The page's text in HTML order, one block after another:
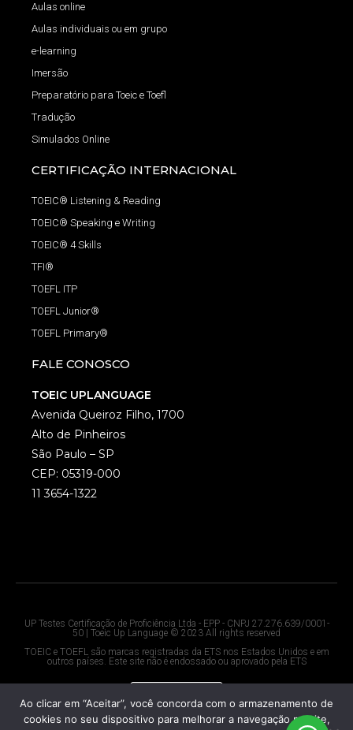
Aulas online
Aulas individuais ou em grupo
e-learning
Imersão
Preparatório para Toeic e Toefl
Tradução
Simulados Online
CERTIFICAÇÃO INTERNACIONAL
TOEIC® Listening & Reading
TOEIC® Speaking e Writing
TOEIC® 4 Skills
TFI®
TOEFL ITP
TOEFL Junior®
TOEFL Primary®
FALE CONOSCO
TOEIC UPLANGUAGE
Avenida Queiroz Filho, 1700
Alto de Pinheiros
São Paulo – SP
CEP: 05319-000
11 3654-1322
UP Testes Certificação de Proficiência Ltda - EPP - CNPJ 27.276.639/0001-
50 | Toeic Up Language © 2023 All rights reserved
TOEIC e TOEFL são marcas registradas da ETS nos Estados Unidos e em
outros países. Este site não é endossado ou aprovado pela ETS
Ao clicar em “Aceitar”, você concorda com o armazenamento de
cookies no seu dispositivo para melhorar a navegação no site,